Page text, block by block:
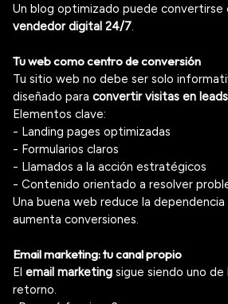
Un blog optimizado puede convertirse
vendedor digital 24/7.
Tu web como centro de conversión
Tu sitio web no debe ser solo
diseñado para convertir visitas en leads
Elementos clave:
- Landing pages optimizadas
- Formularios claros
- Llamados a la acción estratégicos
- Contenido orientado a resolver
Una buena web reduce la
aumenta conversiones.
Email marketing: tu canal propio
El email marketing sigue siendo uno
retorno.